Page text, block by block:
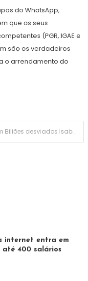
do WhatsApp,
que os seus
(PGR, IGAE e
são os verdadeiros
o arrendamento do
Com Biliões desviados Isabel dos Santos desfruta de Aniversário com pompa e circunstância
internet entra em
até 400 salários